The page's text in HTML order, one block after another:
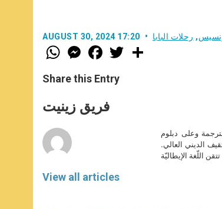
AUGUST 30, 2024 17:20 , رحلات البابا
W
h
t
s
p
p
M
e
s
e
g
e
F
a
e
b
o
k
w
Share this Entry
فريق زينيت
View all articles
وعلى دبلوم
الديني العالي.
اللّغة الإيطاليّة